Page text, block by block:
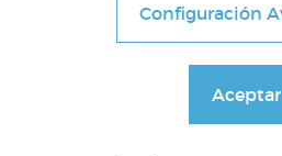
Las rocas
Configuración
Aceptar